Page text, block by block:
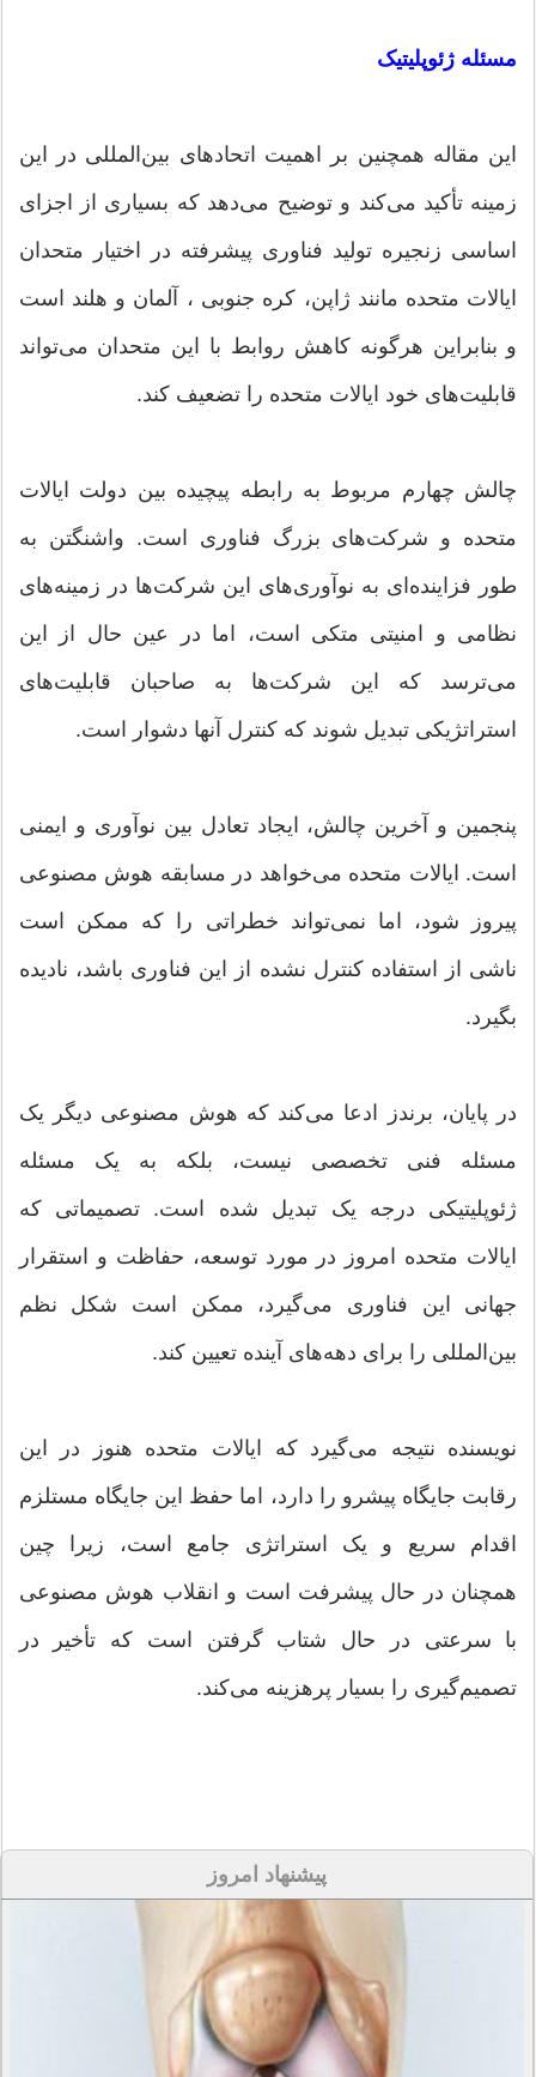
مسئله ژئوپلیتیک
این مقاله همچنین بر اهمیت اتحادهای بین‌المللی در این
زمینه تأکید می‌کند و توضیح می‌دهد که بسیاری از اجزای
اساسی زنجیره تولید فناوری پیشرفته در اختیار متحدان
ایالات متحده مانند ژاپن، کره جنوبی ، آلمان و هلند است
و بنابراین هرگونه کاهش روابط با این متحدان می‌تواند
قابلیت‌های خود ایالات متحده را تضعیف کند.
چالش چهارم مربوط به رابطه پیچیده بین دولت ایالات
متحده و شرکت‌های بزرگ فناوری است. واشنگتن به
طور فزاینده‌ای به نوآوری‌های این شرکت‌ها در زمینه‌های
نظامی و امنیتی متکی است، اما در عین حال از این
می‌ترسد که این شرکت‌ها به صاحبان قابلیت‌های
استراتژیکی تبدیل شوند که کنترل آنها دشوار است.
پنجمین و آخرین چالش، ایجاد تعادل بین نوآوری و ایمنی
است. ایالات متحده می‌خواهد در مسابقه هوش مصنوعی
پیروز شود، اما نمی‌تواند خطراتی را که ممکن است
ناشی از استفاده کنترل نشده از این فناوری باشد، نادیده
بگیرد.
در پایان، برندز ادعا می‌کند که هوش مصنوعی دیگر یک
مسئله فنی تخصصی نیست، بلکه به یک مسئله
ژئوپلیتیکی درجه یک تبدیل شده است. تصمیماتی که
ایالات متحده امروز در مورد توسعه، حفاظت و استقرار
جهانی این فناوری می‌گیرد، ممکن است شکل نظم
بین‌المللی را برای دهه‌های آینده تعیین کند.
نویسنده نتیجه می‌گیرد که ایالات متحده هنوز در این
رقابت جایگاه پیشرو را دارد، اما حفظ این جایگاه مستلزم
اقدام سریع و یک استراتژی جامع است، زیرا چین
همچنان در حال پیشرفت است و انقلاب هوش مصنوعی
با سرعتی در حال شتاب گرفتن است که تأخیر در
تصمیم‌گیری را بسیار پرهزینه می‌کند.
پیشنهاد امروز